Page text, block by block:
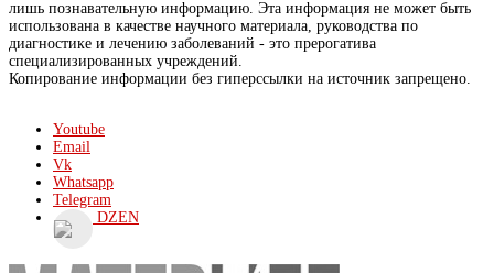
лишь познавательную информацию. Эта информация не может быть
использована в качестве научного материала, руководства по
диагностике и лечению заболеваний - это прерогатива
специализированных учреждений.
Копирование информации без гиперссылки на источник запрещено.
Youtube
Email
Vk
Whatsapp
Telegram
DZEN